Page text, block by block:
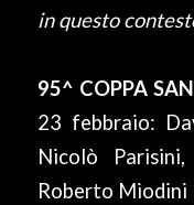
in questo
95^ COPPA
23 febbraio:
Nicolò
Roberto Miodini